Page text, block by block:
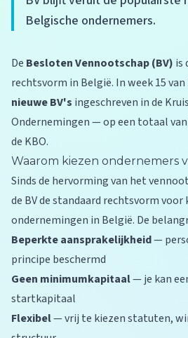
Belgische ondernemers.
De Besloten Vennootschap (BV) is
rechtsvorm in België. In week 15 van
nieuwe BV's ingeschreven in de
Ondernemingen — op een totaal van
de KBO.
Waarom kiezen ondernemers
Sinds de hervorming van het
de BV de standaard rechtsvorm
ondernemingen in België. De
Beperkte aansprakelijkheid—
principe beschermd
Geen minimumkapitaal— je kan
startkapitaal
Flexibel— vrij te kiezen statuten,